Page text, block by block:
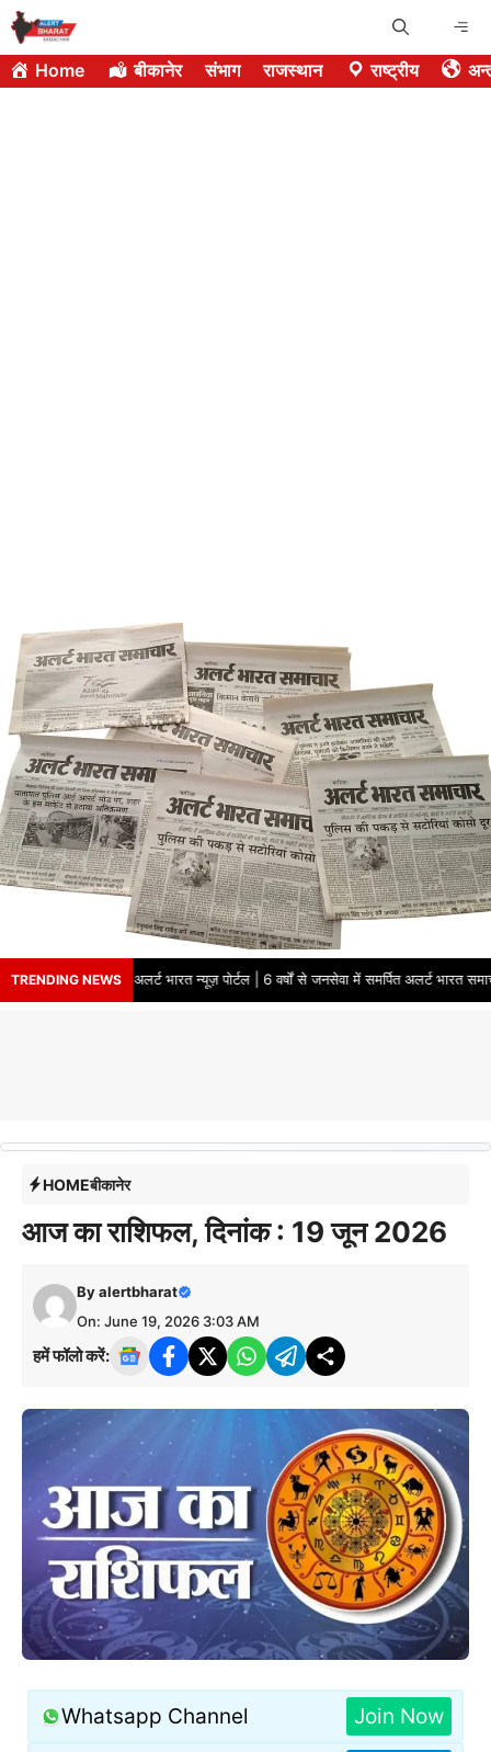
Skip
to
content
Home बीकानेर संभाग राजस्थान राष्ट्रीय
TRENDING NEWS
नाम – अलर्ट भारत न्यूज़ पोर्टल | 6 वर्षों से जनसेवा में समर्पित अलर्ट भारत समाचार पत्र
HOMEबीकानेर
आज का राशिफल, दिनांक : 19 जून 2026
Byalertbharat
On: June 19, 2026 3:03 AM
हमें फॉलो करें:
Whatsapp Channel Join Now